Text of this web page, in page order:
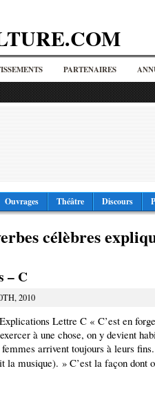
PARTENAIRES
Ouvrages Théâtre Discours
célèbres
– C
2010
Lettre C « C’est en
à une chose, on y devient
arrivent toujours à leurs
la musique). » C’est la façon dont